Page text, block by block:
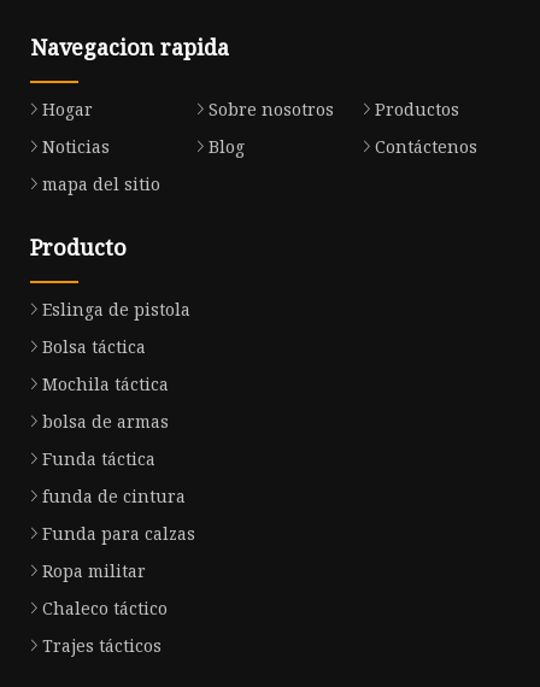
Navegacion rapida
Hogar Sobre nosotros
Productos
Noticias
Blog
Contáctenos
mapa del sitio
Producto
Eslinga de pistola
Bolsa táctica
Mochila táctica
bolsa de armas
Funda táctica
funda de cintura
Funda para calzas
Ropa militar
Chaleco táctico
Trajes tácticos